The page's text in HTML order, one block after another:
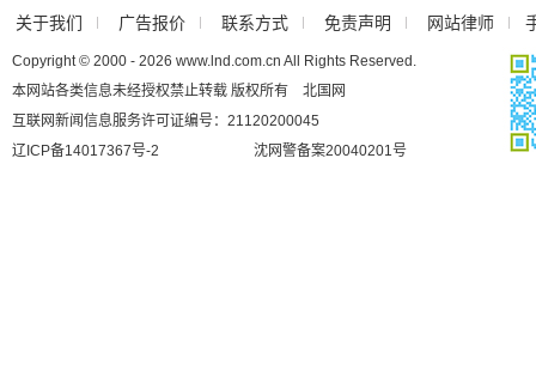
关于我们 广告报价 联系方式 免责声明 网站律师
Copyright © 2000 - 2026 www.lnd.com.cn All Rights Reserved.
本网站各类信息未经授权禁止转载 版权所有 北国网
互联网新闻信息服务许可证编号：21120200045
辽ICP备14017367号-2
沈网警备案20040201号